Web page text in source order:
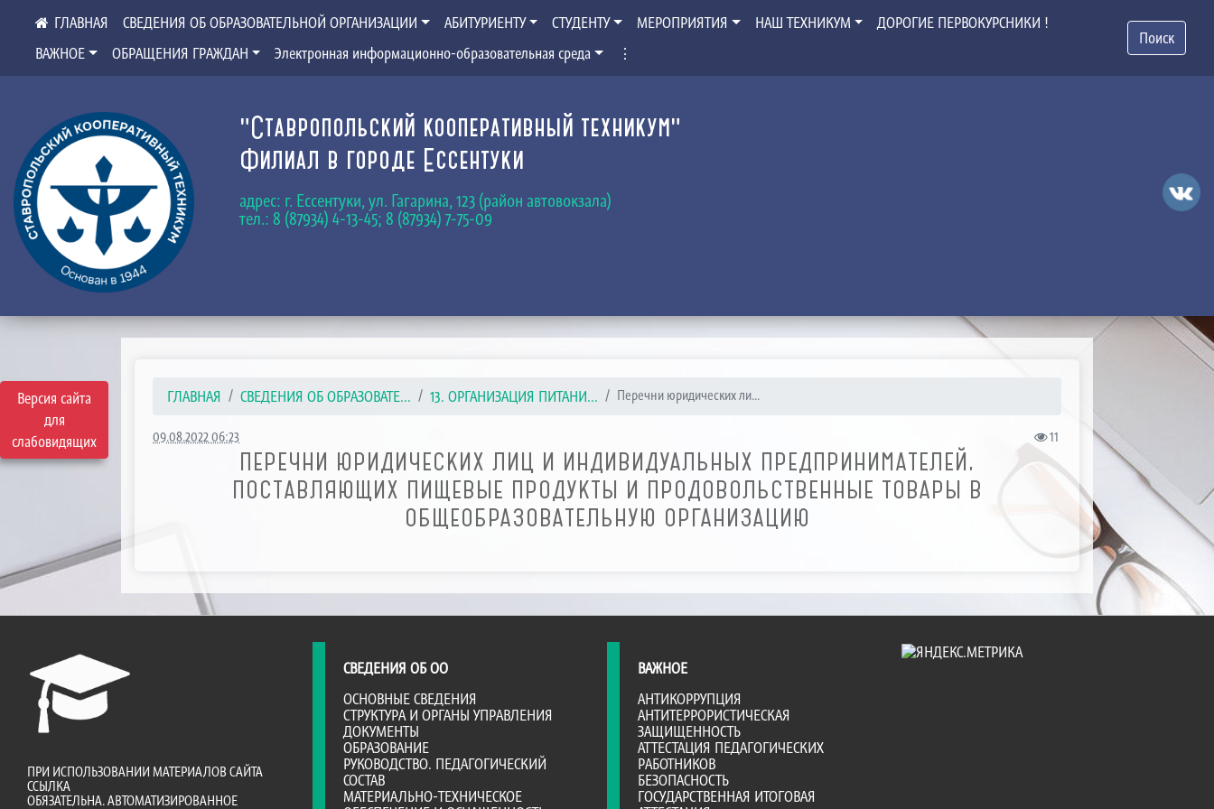
Версия сайта
для
слабовидящих
"Ставропольский кооперативный техникум"
Филиал в городе Ессентуки
адрес: г. Ессентуки, ул. Гагарина, 123 (район автовокзала)
тел.: 8 (87934) 4-13-45; 8 (87934) 7-75-09
СВЕДЕНИЯ ОБ ОБРАЗОВАТЕЛЬНОЙ ОРГАНИЗАЦИИ АБИТУРИЕНТУ СТУДЕНТУ МЕРОПРИЯТИЯ НАШ ТЕХНИКУМ
ДОРОГИЕ ПЕРВОКУРСНИКИ !
ВАЖНОЕ
ОБРАЩЕНИЯ ГРАЖДАН Электронная информационно-образовательная среда ⋮
Поиск
ГЛАВНАЯ СВЕДЕНИЯ ОБ ОБРАЗОВАТЕ... 13. ОРГАНИЗАЦИЯ ПИТАНИ... Перечни юридических ли...
09.08.2022 06:23 11
ПЕРЕЧНИ ЮРИДИЧЕСКИХ ЛИЦ И ИНДИВИДУАЛЬНЫХ ПРЕДПРИНИМАТЕЛЕЙ,
ПОСТАВЛЯЮЩИХ ПИЩЕВЫЕ ПРОДУКТЫ И ПРОДОВОЛЬСТВЕННЫЕ ТОВАРЫ В
ОБЩЕОБРАЗОВАТЕЛЬНУЮ ОРГАНИЗАЦИЮ
ПРИ ИСПОЛЬЗОВАНИИ МАТЕРИАЛОВ САЙТА
ССЫЛКА
ОБЯЗАТЕЛЬНА. АВТОМАТИЗИРОВАННОЕ
СВЕДЕНИЯ ОБ ОО
ОСНОВНЫЕ СВЕДЕНИЯ
СТРУКТУРА И ОРГАНЫ УПРАВЛЕНИЯ
ДОКУМЕНТЫ
ОБРАЗОВАНИЕ
РУКОВОДСТВО. ПЕДАГОГИЧЕСКИЙ
СОСТАВ
МАТЕРИАЛЬНО-ТЕХНИЧЕСКОЕ
ВАЖНОЕ
АНТИКОРРУПЦИЯ
АНТИТЕРРОРИСТИЧЕСКАЯ
ЗАЩИЩЕННОСТЬ
АТТЕСТАЦИЯ ПЕДАГОГИЧЕСКИХ
РАБОТНИКОВ
БЕЗОПАСНОСТЬ
ГОСУДАРСТВЕННАЯ ИТОГОВАЯ